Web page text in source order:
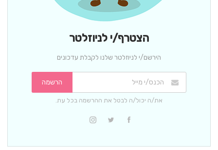
הצטרף/י לניוזלטר
הירשם/י לניוזלטר שלנו לקבלת עדכונים
הרשמה
את/ה יכול/ה לבטל את ההרשמה בכל עת.